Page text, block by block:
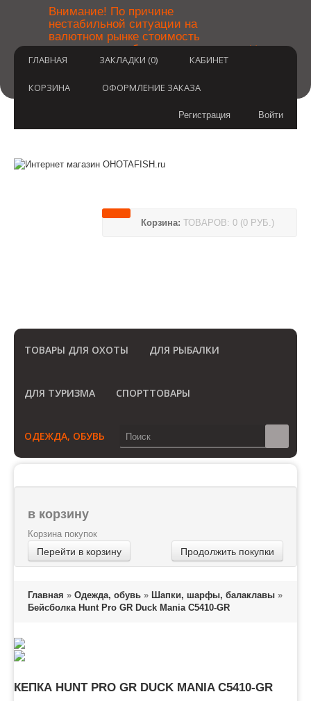
Внимание! По причине
нестабильной ситуации на
валютном рынке стоимость
товаров может быть уточнена
после оформления заказа.
неудобства.
×
ГЛАВНАЯ ЗАКЛАДКИ (0) КАБИНЕТ
КОРЗИНА ОФОРМЛЕНИЕ ЗАКАЗА
Войти
Регистрация
Корзина: ТОВАРОВ: 0 (0 РУБ.)
ТОВАРЫ ДЛЯ ОХОТЫ ДЛЯ РЫБАЛКИ
ДЛЯ ТУРИЗМА СПОРТТОВАРЫ
ОДЕЖДА, ОБУВЬ
в корзину
Корзина покупок
Перейти в корзину Продолжить покупки
Главная » Одежда, обувь » Шапки, шарфы, балаклавы »
Бейсболка Hunt Pro GR Duck Mania C5410-GR
КЕПКА HUNT PRO GR DUCK MANIA C5410-GR